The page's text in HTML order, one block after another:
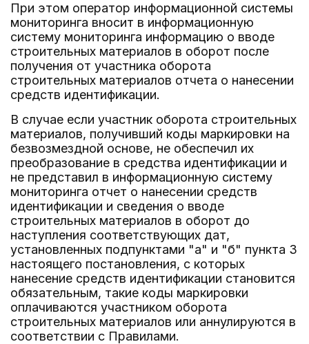
При этом оператор информационной системы
мониторинга вносит в информационную
систему мониторинга информацию о вводе
строительных материалов в оборот после
получения от участника оборота
строительных материалов отчета о нанесении
средств идентификации.
В случае если участник оборота строительных
материалов, получивший коды маркировки на
безвозмездной основе, не обеспечил их
преобразование в средства идентификации и
не представил в информационную систему
мониторинга отчет о нанесении средств
идентификации и сведения о вводе
строительных материалов в оборот до
наступления соответствующих дат,
установленных подпунктами "а" и "б" пункта 3
настоящего постановления, с которых
нанесение средств идентификации становится
обязательным, такие коды маркировки
оплачиваются участником оборота
строительных материалов или аннулируются в
соответствии с Правилами.